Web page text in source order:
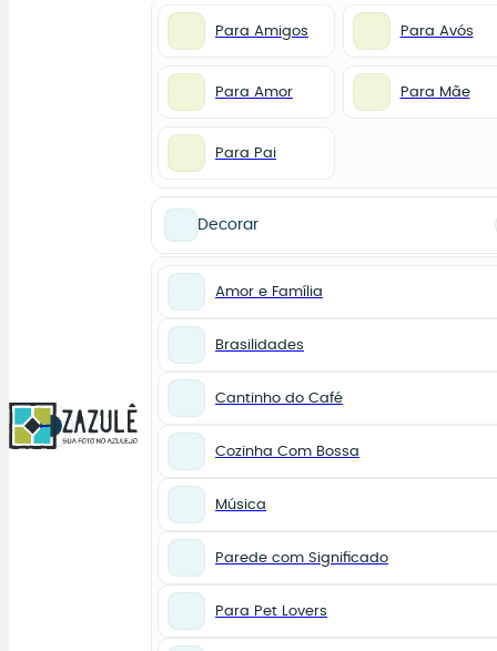
0
Para Amigos Para Avós
Para Amor Para Mãe
Para Pai
Decorar
Amor e Família
Brasilidades
Cantinho do Café
Cozinha Com Bossa
Música
Parede com Significado
Para Pet Lovers